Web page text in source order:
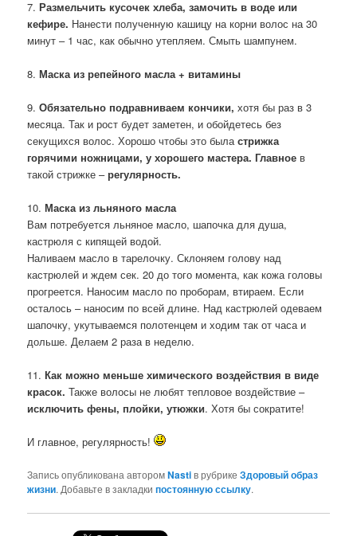
7. Размельчить кусочек хлеба, замочить в воде или
кефире. Нанести полученную кашицу на корни волос на 30
минут – 1 час, как обычно утепляем. Смыть шампунем.
8. Маска из репейного масла + витамины
9. Обязательно подравниваем кончики, хотя бы раз в 3
месяца. Так и рост будет заметен, и обойдетесь без
секущихся волос. Хорошо чтобы это быластрижка
горячими ножницами, у хорошего мастера. Главное в
такой стрижке –регулярность.
10.Маска из льняного масла
Вам потребуется льняное масло, шапочка для душа,
кастрюля с кипящей водой.
Наливаем масло в тарелочку. Склоняем голову над
кастрюлей и ждем сек. 20 до того момента, как кожа головы
прогреется. Наносим масло по проборам, втираем. Если
осталось – наносим по всей длине. Над кастрюлей одеваем
шапочку, укутываемся полотенцем и ходим так от часа и
дольше. Делаем 2 раза в неделю.
11.Как можно меньше химического воздействия в виде
красок. Также волосы не любят тепловое воздействие –
исключить фены, плойки, утюжки. Хотя бы сократите!
И главное, регулярность!
Запись опубликована авторомNastiв рубрикеЗдоровый образ
жизни. Добавьте в закладкипостоянную ссылку.